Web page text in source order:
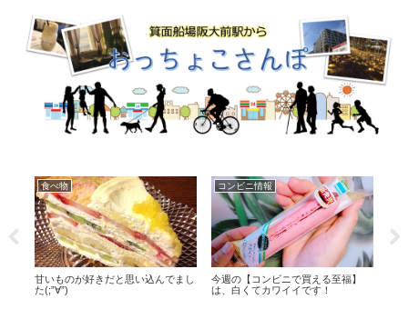
食べ物
お気に入りの調味料
オススメ
１００円ショップの優れもの♪